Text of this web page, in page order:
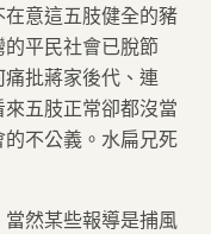
意這五肢健全的豬
平民社會已脫節
批蔣家後代、連
五肢正常卻都沒當
不公義。水扁兄死
然某些報導是捕風